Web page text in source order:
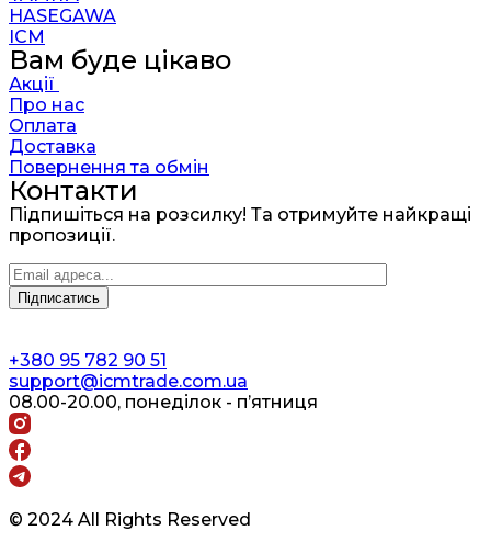
HASEGAWA
ICM
Вам буде цікаво
Акції
Про нас
Оплата
Доставка
Повернення та обмін
Контакти
Підпишіться на розсилку! Та отримуйте найкращі
пропозиції.
+380 95 782 90 51
support@icmtrade.com.ua
08.00-20.00, понеділок - п’ятниця
© 2024 All Rights Reserved